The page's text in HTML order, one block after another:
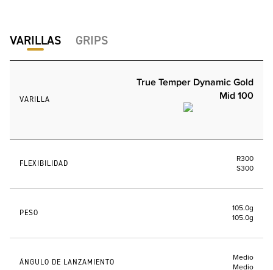
VARILLAS GRIPS
VARILLA
True Temper Dynamic Gold
Mid 100
FLEXIBILIDAD
R300
S300
PESO
105.0g
105.0g
ÁNGULO DE LANZAMIENTO
Medio
Medio